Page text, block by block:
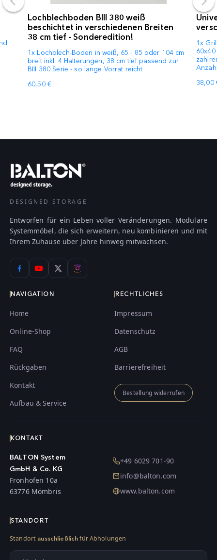
Lochblechboden BIII 380 weiß
beschichtet in verschiedenen Breiten
38 cm tief - Sonderedition!
1x Lochblech-Boden in weiß, 65 - 85 oder 104 cm
breit inkl. 4 Halterungen, 38 cm tief passend zur
BIII 380 Serie - so lange Vorrat reicht
60,50 €
1x
38,00
DESIGNED STORAGE
Entworfen für ein Leben voller Veränderungen. Modulare
Systemmöbel, die sich erweitern, neu kombinieren und mit
Ihrem Zuhause über Jahre hinweg mitwachsen.
NAVIGATION
Home
Online-Shop
FAQ
Rückgaben
Kontakt
Aufbau & Service
RECHTLICHES
Impressum
Datenschutz
AGB
Barrierefreiheit
Bestellung widerrufen
KONTAKT
BALTON System
GmbH & Co. KG
Fronhofen 10a
63776 Mömbris
+49 6029 701-90
info@balton.com
www.balton.com
STANDORT
Standort ausschließlich für Abholungen